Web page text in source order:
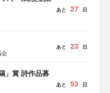
あと 27 日
会
あと 23 日
」賞 詩作品募
あと 53 日